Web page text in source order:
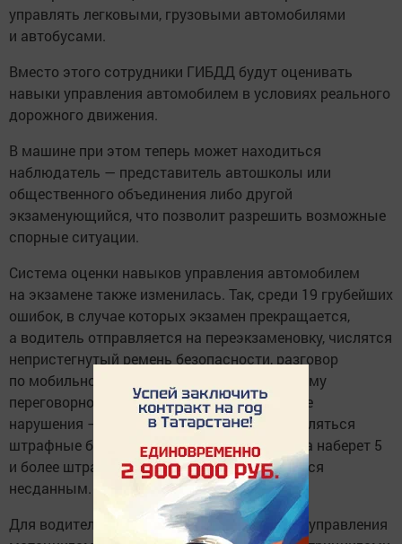
управлять легковыми, грузовыми автомобилями
и автобусами.
Вместо этого сотрудники ГИБДД будут оценивать
навыки управления автомобилем в условиях реального
дорожного движения.
В машине при этом теперь может находиться
наблюдатель — представитель автошколы или
общественного объединения либо другой
экзаменующийся, что позволит разрешить возможные
спорные ситуации.
Система оценки навыков управления автомобилем
на экзамене также изменилась. Так, среди 19 грубейших
ошибок, в случае которых экзамен прекращается,
а водитель отправляется на переэкзаменовку, числятся
непристегнутый ремень безопасности, разговор
по мобильному телефону или любому другому
переговорному устройству. За менее грубые
нарушения — их в перечне 41 — будут начисляться
штрафные баллы. Если претендент на права наберет 5
и более штрафных баллов, экзамен считается
несданным.
Для водителей, сдающих экзамен на право управления